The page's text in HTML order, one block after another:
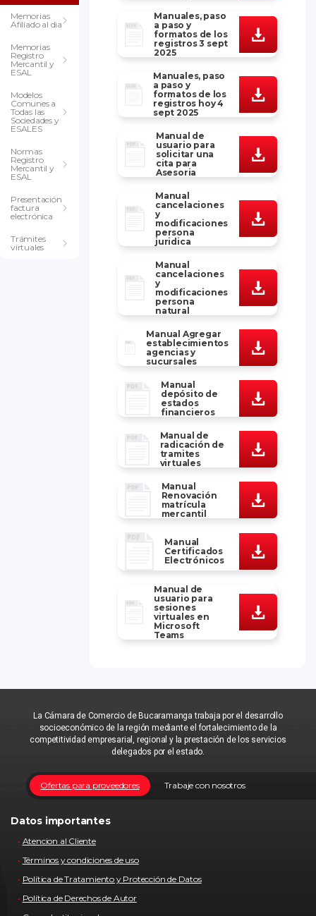
Memorias
Afiliado al dia
Memorias
Registro
Mercantil y
ESAL
Modelos
Comunes a
Todas las
Sociedades y
ESALES
Normas
Registro
Mercantil y
ESAL
Presentación
factura
electrónica
Trámites
virtuales
Manuales, paso
a paso y
formatos de los
registros 3 sept
2025
Manuales, paso
a paso y
formatos de los
registros hoy 4
sept 2025
Manual de
usuario para
solicitar una
cita para
Asesoria
Manual
cancelaciones
y
modificaciones
persona
juridica
Manual
cancelaciones
y
modificaciones
persona
natural
Manual Agregar
establecimientos
agencias y
sucursales
Manual
depósito de
estados
financieros
Manual de
radicación de
tramites
virtuales
Manual
Renovación
matrícula
mercantil
Manual
Certificados
Electrónicos
Manual de
usuario para
sesiones
virtuales en
Microsoft
Teams
La Cámara de Comercio de Bucaramanga trabaja por el desarrollo
socioeconómico de la región mediante el fortalecimiento de la
competitividad empresarial, regional y la prestación de los servicios
delegados por el estado.
Trabaje con nosotros
Ofertas para proveedores
Datos importantes
Atencion al Cliente
Términos y condiciones de uso
Política de Tratamiento y Protección de Datos
Política de Derechos de Autor